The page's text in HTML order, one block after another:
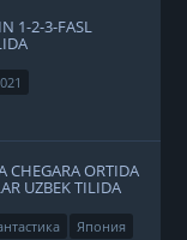
1-2-3-FASL
CHEGARA ORTIDA
UZBEK TILIDA
Япония